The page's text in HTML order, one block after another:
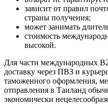
зависит от правил
страны получения;
может занимать
стоимость
высокой.
Для части международных
доставку через ПВЗ и
таможенного оформления,
отправления в Таиланд
экономически